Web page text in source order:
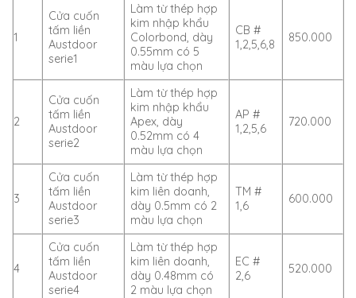
1
Cửa cuốn
tấm liền
Austdoor
serie1
Làm từ thép hợp
kim nhập khẩu
Colorbond, dày
0.55mm có 5
màu lựa chọn
CB #
1,2,5,6,8
850.000
2
Cửa cuốn
tấm liền
Austdoor
serie2
Làm từ thép hợp
kim nhập khẩu
Apex, dày
0.52mm có 4
màu lựa chọn
AP #
1,2,5,6
720.000
3
Cửa cuốn
tấm liền
Austdoor
serie3
Làm từ thép hợp
kim liên doanh,
dày 0.5mm có 2
màu lựa chọn
TM #
1,6
600.000
4
Cửa cuốn
tấm liền
Austdoor
serie4
Làm từ thép hợp
kim liên doanh,
dày 0.48mm có
2 màu lựa chọn
EC #
2,6
520.000